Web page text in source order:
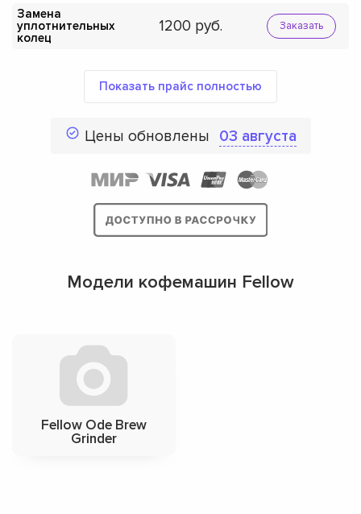
Замена
уплотнительных
колец
1200 Заказать
Показать прайс полностью
Цены обновлены 03 августа
Модели кофемашин Fellow
Fellow Ode Brew
Grinder